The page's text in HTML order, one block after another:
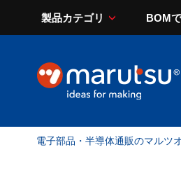
製品カテゴリ BOM
電子部品・半導体通販のマルツ